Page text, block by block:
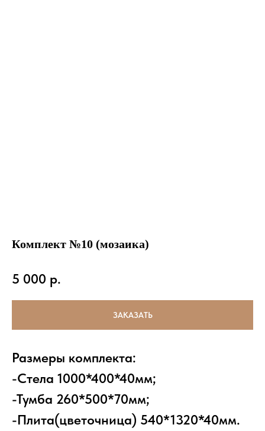
Комплект №10 (мозаика)
5 000 р.
ЗАКАЗАТЬ
Размеры комплекта:
-Стела 1000*400*40мм;
-Тумба 260*500*70мм;
-Плита(цветочница) 540*1320*40мм.